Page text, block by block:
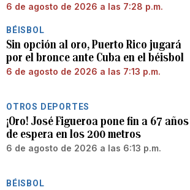
6 de agosto de 2026 a las 7:28 p.m.
BÉISBOL
Sin opción al oro, Puerto Rico jugará
por el bronce ante Cuba en el béisbol
6 de agosto de 2026 a las 7:13 p.m.
OTROS DEPORTES
¡Oro! José Figueroa pone fin a 67 años
de espera en los 200 metros
6 de agosto de 2026 a las 6:13 p.m.
BÉISBOL